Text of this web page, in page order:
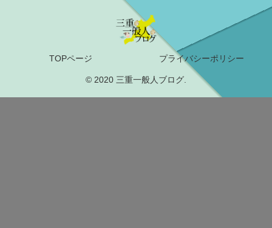
TOPページ プライバシーポリシー
© 2020 三重一般人ブログ.